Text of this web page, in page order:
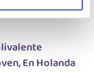
En Holanda